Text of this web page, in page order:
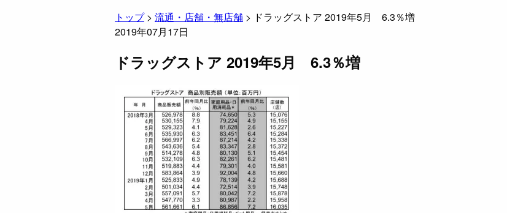
トップ> 流通・店舗・無店舗 > ドラッグストア 2019年5月 6.3％増
2019年07月17日
ドラッグストア 2019年5月 6.3％増